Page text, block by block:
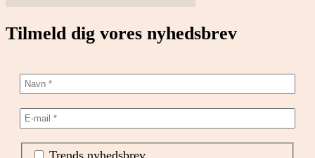
Tilmeld dig vores nyhedsbrev